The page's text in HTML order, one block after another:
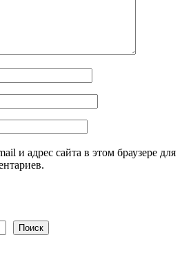
и адрес сайта в этом браузере для
Поиск